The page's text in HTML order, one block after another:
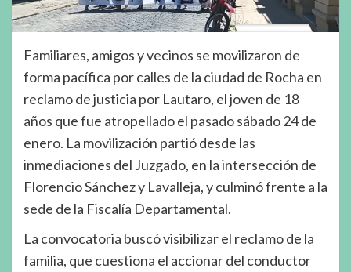
Familiares, amigos y vecinos se movilizaron de
forma pacífica por calles de la ciudad de Rocha en
reclamo de justicia por Lautaro, el joven de 18
años que fue atropellado el pasado sábado 24 de
enero. La movilización partió desde las
inmediaciones del Juzgado, en la intersección de
Florencio Sánchez y Lavalleja, y culminó frente a la
sede de la Fiscalía Departamental.
La convocatoria buscó visibilizar el reclamo de la
familia, que cuestiona el accionar del conductor